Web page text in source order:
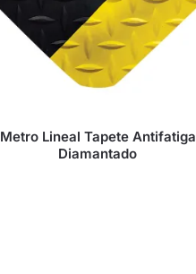
Metro Lineal Tapete Antifatiga
Diamantado